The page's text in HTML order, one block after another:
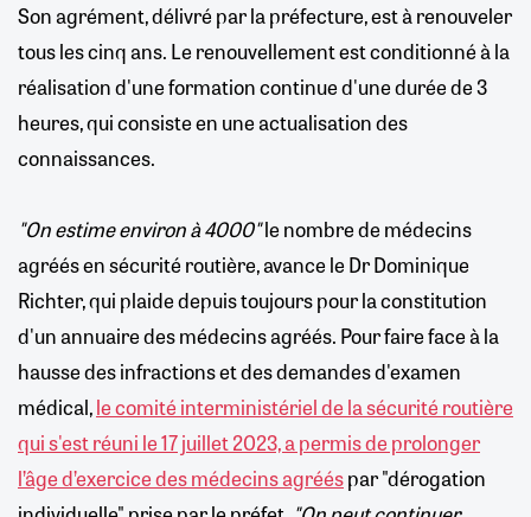
Son agrément, délivré par la préfecture, est à renouveler
tous les cinq ans. Le renouvellement est conditionné à la
réalisation d'une formation continue d'une durée de 3
heures, qui consiste en une actualisation des
connaissances.
"On estime environ à 4000"le nombre de médecins
agréés en sécurité routière, avance le Dr Dominique
Richter, qui plaide depuis toujours pour la constitution
d'un annuaire des médecins agréés. Pour faire face à la
hausse des infractions et des demandes d'examen
médical,le comité interministériel de la sécurité routière
qui s'est réuni le 17 juillet 2023, a permis de prolonger
l’âge d’exercice des médecins agrééspar "dérogation